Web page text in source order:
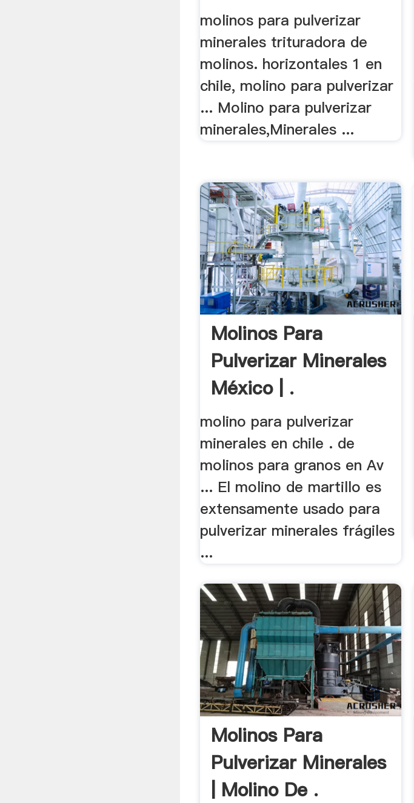
molinos para pulverizar
minerales trituradora de
molinos. horizontales 1 en
chile, molino para pulverizar
... Molino para pulverizar
minerales,Minerales ...
Molinos Para
Pulverizar Minerales
México | .
molino para pulverizar
minerales en chile . de
molinos para granos en Av
... El molino de martillo es
extensamente usado para
pulverizar minerales frágiles
...
Molinos Para
Pulverizar Minerales
| Molino De .